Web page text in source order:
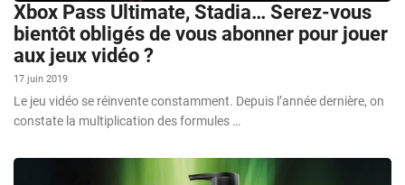
Xbox Pass Ultimate, Stadia… Serez-vous
bientôt obligés de vous abonner pour jouer
aux jeux vidéo ?
17 juin 2019
Le jeu vidéo se réinvente constamment. Depuis l’année dernière, on
constate la multiplication des formules …